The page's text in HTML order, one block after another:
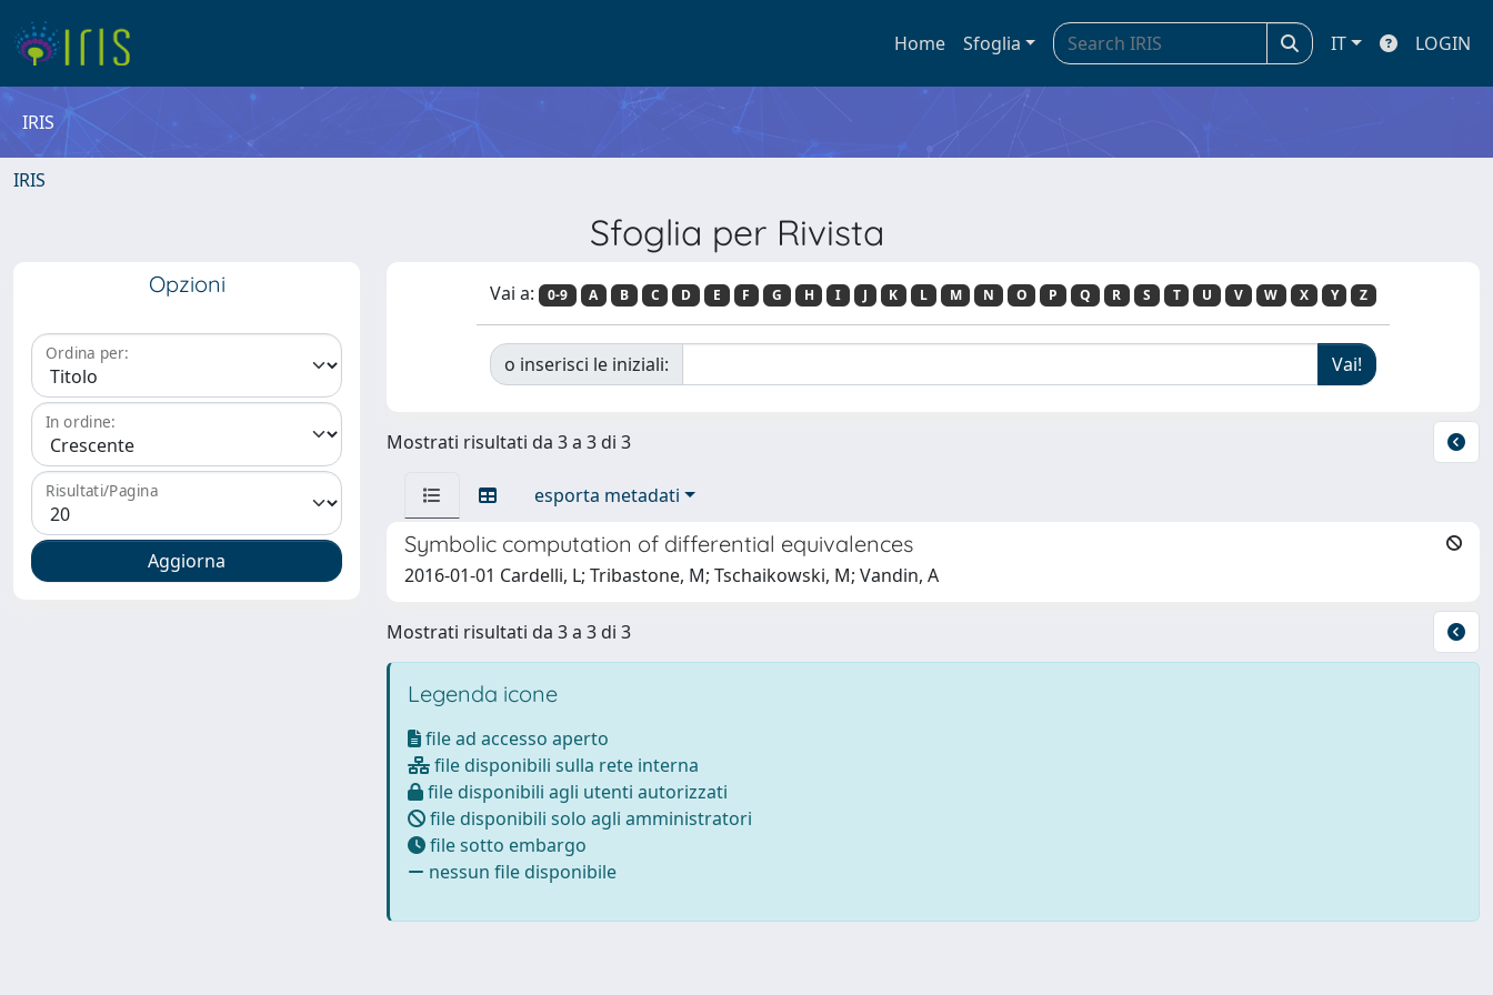
Home Sfoglia IT LOGIN
IRIS
IRIS
Sfoglia per Rivista
Opzioni
Ordina per:
In ordine:
Risultati/Pagina
Vai a: 0-9 A B C D E F G H I J K L M N O P Q R S T U V W X Y Z
o inserisci le iniziali:
Mostrati risultati da 3 a 3 di 3
esporta metadati
Symbolic computation of differential equivalences
2016-01-01 Cardelli, L; Tribastone, M; Tschaikowski, M; Vandin, A
Mostrati risultati da 3 a 3 di 3
Legenda icone
file ad accesso aperto
file disponibili sulla rete interna
file disponibili agli utenti autorizzati
file disponibili solo agli amministratori
file sotto embargo
nessun file disponibile